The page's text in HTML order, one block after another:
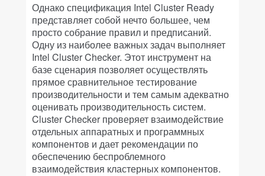
Однако спецификация Intel Cluster Ready
представляет собой нечто большее, чем
просто собрание правил и предписаний.
Одну из наиболее важных задач выполняет
Intel Cluster Checker. Этот инструмент на
базе сценария позволяет осуществлять
прямое сравнительное тестирование
производительности и тем самым адекватно
оценивать производительность систем.
Cluster Checker проверяет взаимодействие
отдельных аппаратных и программных
компонентов и дает рекомендации по
обеспечению беспроблемного
взаимодействия кластерных компонентов.